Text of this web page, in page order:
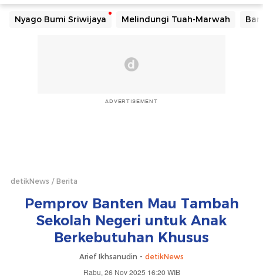
Nyago Bumi Sriwijaya Melindungi Tuah-Marwah
ADVERTISEMENT
detikNews Berita
Pemprov Banten Mau Tambah
Sekolah Negeri untuk Anak
Berkebutuhan Khusus
Arief Ikhsanudin - detikNews
Rabu, 26 Nov 2025 16:20 WIB